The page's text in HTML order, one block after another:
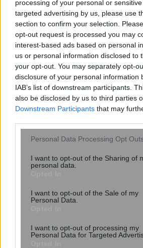
processing of your personal or
targeted advertising by us, please use
section to confirm your selection.
opt-out request is processed you may
interest-based ads based on personal
us or personal information disclosed to
your opt-out. You may separately opt-
disclosure of your personal information
IAB’s list of downstream participants.
also be disclosed by us to third parties
Downstream Participants that may
Please note that this website/app uses
not limited to your visit or usage
grant or deny consent to Google and its
consent section.
Personal Data Processing Opt
I want to opt-out of the Sharing of
personal data.
I want to opt-out of the Sale of my
Personal Data.
I want to opt-out of processing my
Personal Data for Targeted
Συμβολική κατάληψη στα
ΔΕΗ